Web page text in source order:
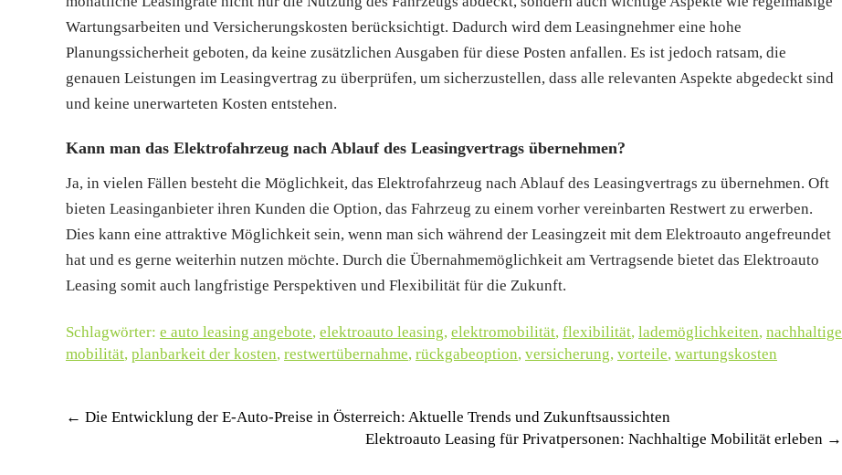
Wartungsarbeiten und Versicherungskosten berücksichtigt. Dadurch wird dem Leasingnehmer eine hohe
Planungssicherheit geboten, da keine zusätzlichen Ausgaben für diese Posten anfallen. Es ist jedoch ratsam, die
genauen Leistungen im Leasingvertrag zu überprüfen, um sicherzustellen, dass alle relevanten Aspekte abgedeckt sind
und keine unerwarteten Kosten entstehen.
Kann man das Elektrofahrzeug nach Ablauf des Leasingvertrags übernehmen?
Ja, in vielen Fällen besteht die Möglichkeit, das Elektrofahrzeug nach Ablauf des Leasingvertrags zu übernehmen. Oft
bieten Leasinganbieter ihren Kunden die Option, das Fahrzeug zu einem vorher vereinbarten Restwert zu erwerben.
Dies kann eine attraktive Möglichkeit sein, wenn man sich während der Leasingzeit mit dem Elektroauto angefreundet
hat und es gerne weiterhin nutzen möchte. Durch die Übernahmemöglichkeit am Vertragsende bietet das Elektroauto
Leasing somit auch langfristige Perspektiven und Flexibilität für die Zukunft.
Schlagwörter: e auto leasing angebote, elektroauto leasing, elektromobilität, flexibilität, lademöglichkeiten, nachhaltige
mobilität, planbarkeit der kosten, restwertübernahme, rückgabeoption, versicherung, vorteile, wartungskosten
Post
← Die Entwicklung der E-Auto-Preise in Österreich: Aktuelle Trends und Zukunftsaussichten
Elektroauto Leasing für Privatpersonen: Nachhaltige Mobilität erleben →